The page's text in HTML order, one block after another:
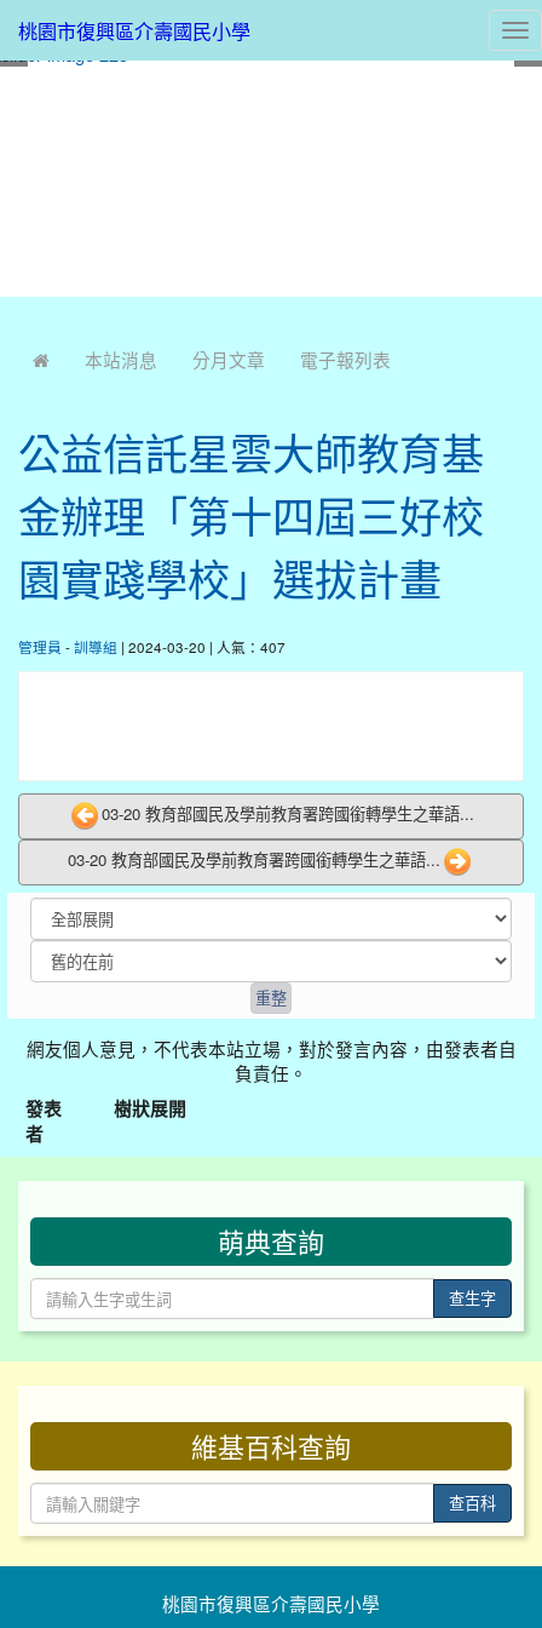
桃園市復興區介壽國民小學
本站消息 分月文章 電子報列表
公益信託星雲大師教育基
金辦理「第十四屆三好校
園實踐學校」選拔計畫
管理員 -訓導組 | 2024-03-20 | 人氣：407
03-20 教育部國民及學前教育署跨國銜轉學生之華語...
03-20 教育部國民及學前教育署跨國銜轉學生之華語...
網友個人意見，不代表本站立場，對於發言內容，由發表者自
負責任。
發表
者
樹狀展開
萌典查詢
查生字
維基百科查詢
查百科
桃園市復興區介壽國民小學